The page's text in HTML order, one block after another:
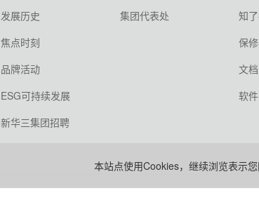
发展历史
焦点时刻
品牌活动
ESG可持续发展
新华三集团招聘
集团代表处
知
保
文
软
本站点使用Cookies，继续浏览表示